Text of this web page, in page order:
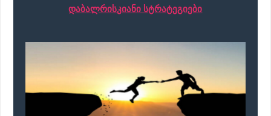
დაბალრისკიანი სტრატეგიები